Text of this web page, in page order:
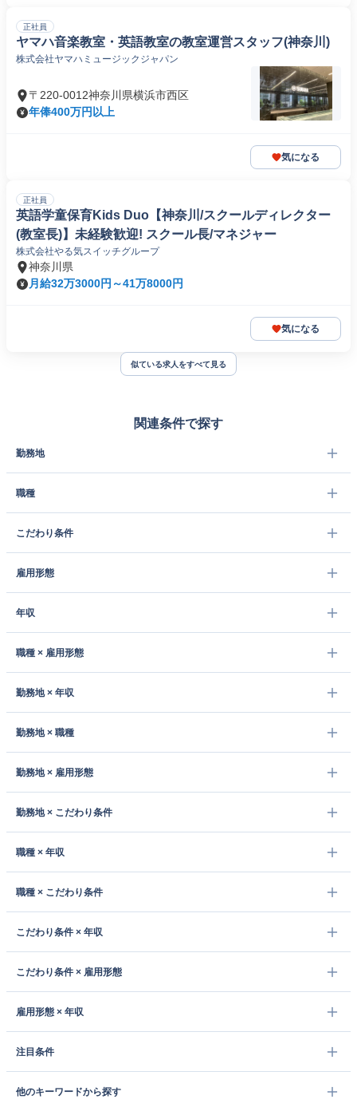
正社員
ヤマハ音楽教室・英語教室の教室運営スタッフ(神奈川)
株式会社ヤマハミュージックジャパン
〒220-0012神奈川県横浜市西区
年俸400万円以上
気になる
正社員
英語学童保育Kids Duo【神奈川/スクールディレクター
(教室長)】未経験歓迎! スクール長/マネジャー
株式会社やる気スイッチグループ
神奈川県
月給32万3000円～41万8000円
気になる
似ている求人をすべて見る
関連条件で探す
勤務地
職種
こだわり条件
雇用形態
年収
職種 × 雇用形態
勤務地 × 年収
勤務地 × 職種
勤務地 × 雇用形態
勤務地 × こだわり条件
職種 × 年収
職種 × こだわり条件
こだわり条件 × 年収
こだわり条件 × 雇用形態
雇用形態 × 年収
注目条件
他のキーワードから探す